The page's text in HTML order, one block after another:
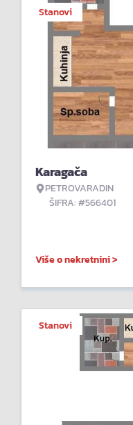
Stanovi
Karagača
PETROVARADIN
ŠIFRA: #566401
Više o nekretnini >
Stanovi